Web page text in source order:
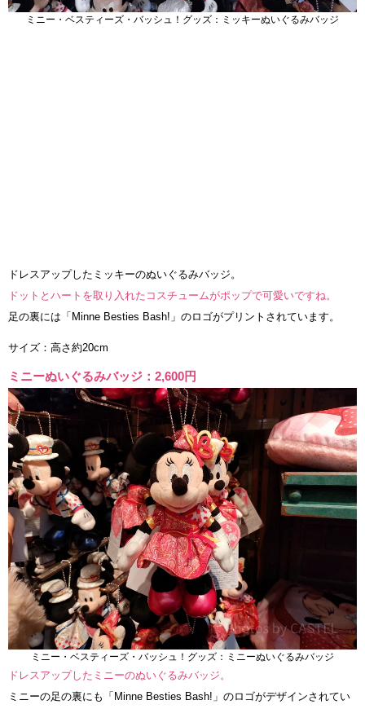
ミニー・ベスティーズ・バッシュ！グッズ：ミッキーぬいぐるみバッジ
ドレスアップしたミッキーのぬいぐるみバッジ。
ドットとハートを取り入れたコスチュームがポップで可愛いですね。
足の裏には「Minne Besties Bash!」のロゴがプリントされています。
サイズ：高さ約20cm
ミニーぬいぐるみバッジ：2,600円
ミニー・ベスティーズ・バッシュ！グッズ：ミニーぬいぐるみバッジ
ドレスアップしたミニーのぬいぐるみバッジ。
ミニーの足の裏にも「Minne Besties Bash!」のロゴがデザインされてい